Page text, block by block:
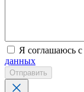
Я соглашаюсь с
данных
Отправить